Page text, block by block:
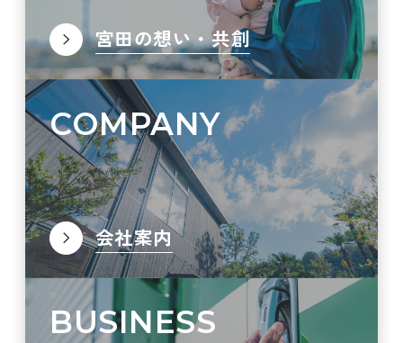
宮田の想い・共創
COMPANY
会社案内
BUSINESS